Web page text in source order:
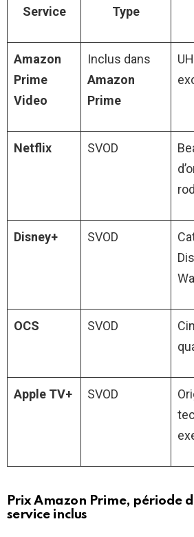
Service Type
Amazon
Prime
Video
Inclus dans
Amazon
Prime
Netflix SVOD
Disney+ SVOD
OCS SVOD
Apple TV+ SVOD
Prix Amazon Prime, période
service inclus